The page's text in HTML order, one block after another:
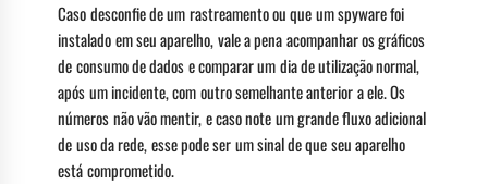
Caso desconfie de um rastreamento ou que um spyware foi
instalado em seu aparelho, vale a pena acompanhar os gráficos
de consumo de dados e comparar um dia de utilização normal,
após um incidente, com outro semelhante anterior a ele. Os
números não vão mentir, e caso note um grande fluxo adicional
de uso da rede, esse pode ser um sinal de que seu aparelho
está comprometido.